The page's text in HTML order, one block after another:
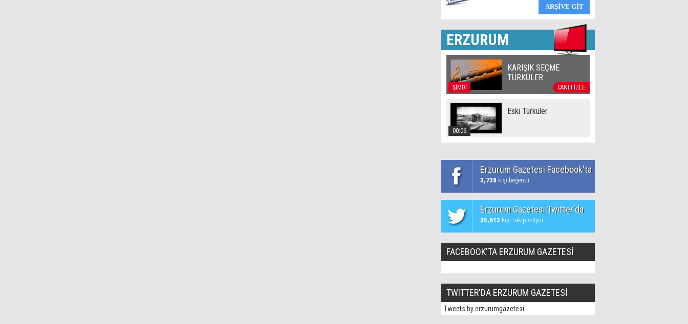
ERZURUM
ŞİMDİ CANLI İZLE
KARIŞIK SEÇME
TÜRKÜLER
00:06
Eski Türküler
Erzurum Gazetesi Facebook'ta
3,738 kişi beğendi
Erzurum Gazetesi Twitter'da
35,613 kişi takip ediyor
FACEBOOK'TA ERZURUM GAZETESİ
TWITTER'DA ERZURUM GAZETESİ
Tweets by erzurumgazetesi